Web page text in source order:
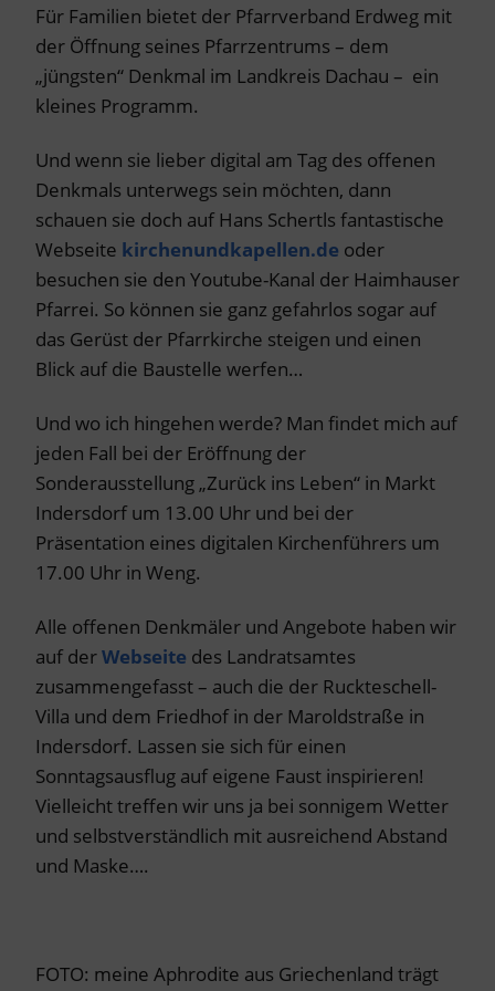
Für Familien bietet der Pfarrverband Erdweg mit
der Öffnung seines Pfarrzentrums – dem
„jüngsten“ Denkmal im Landkreis Dachau – ein
kleines Programm.
Und wenn sie lieber digital am Tag des offenen
Denkmals unterwegs sein möchten, dann
schauen sie doch auf Hans Schertls fantastische
Webseite kirchenundkapellen.de oder
besuchen sie den Youtube-Kanal der Haimhauser
Pfarrei. So können sie ganz gefahrlos sogar auf
das Gerüst der Pfarrkirche steigen und einen
Blick auf die Baustelle werfen…
Und wo ich hingehen werde? Man findet mich auf
jeden Fall bei der Eröffnung der
Sonderausstellung „Zurück ins Leben“ in Markt
Indersdorf um 13.00 Uhr und bei der
Präsentation eines digitalen Kirchenführers um
17.00 Uhr in Weng.
Alle offenen Denkmäler und Angebote haben wir
auf derWebseite des Landratsamtes
zusammengefasst – auch die der Ruckteschell-
Villa und dem Friedhof in der Maroldstraße in
Indersdorf. Lassen sie sich für einen
Sonntagsausflug auf eigene Faust inspirieren!
Vielleicht treffen wir uns ja bei sonnigem Wetter
und selbstverständlich mit ausreichend Abstand
und Maske….
FOTO: meine Aphrodite aus Griechenland trägt